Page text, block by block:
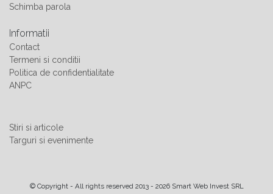
Schimba parola
Informatii
Contact
Termeni si conditii
Politica de confidentialitate
ANPC
Stiri si articole
Targuri si evenimente
© Copyright - All rights reserved 2013 - 2026 Smart Web Invest SRL